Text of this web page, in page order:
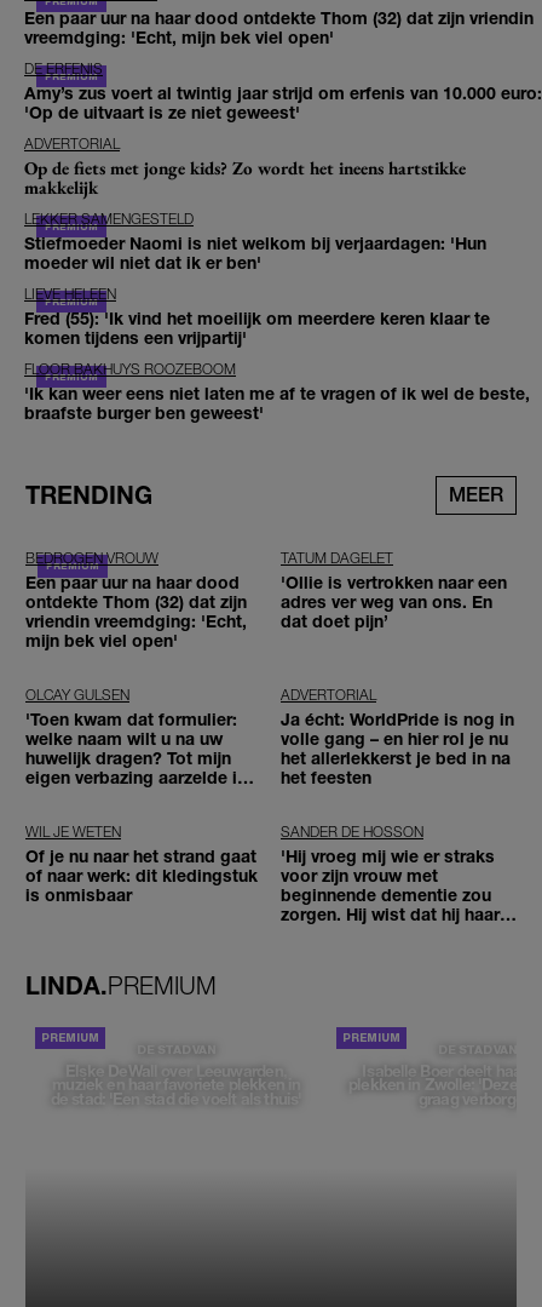
Een paar uur na haar dood ontdekte Thom (32) dat zijn vriendin
vreemdging: 'Echt, mijn bek viel open'
DE ERFENIS
Amy’s zus voert al twintig jaar strijd om erfenis van 10.000 euro:
'Op de uitvaart is ze niet geweest'
ADVERTORIAL
Op de fiets met jonge kids? Zo wordt het ineens hartstikke
makkelijk
LEKKER SAMENGESTELD
Stiefmoeder Naomi is niet welkom bij verjaardagen: 'Hun
moeder wil niet dat ik er ben'
LIEVE HELEEN
Fred (55): 'Ik vind het moeilijk om meerdere keren klaar te
komen tijdens een vrijpartij'
FLOOR BAKHUYS ROOZEBOOM
'Ik kan weer eens niet laten me af te vragen of ik wel de beste,
braafste burger ben geweest'
TRENDING MEER
BEDROGEN VROUW
Een paar uur na haar dood
ontdekte Thom (32) dat zijn
vriendin vreemdging: 'Echt,
mijn bek viel open'
TATUM DAGELET
'Ollie is vertrokken naar een
adres ver weg van ons. En
dat doet pijn’
OLCAY GULSEN
'Toen kwam dat formulier:
welke naam wilt u na uw
huwelijk dragen? Tot mijn
eigen verbazing aarzelde ik
ADVERTORIAL
Ja écht: WorldPride is nog in
volle gang – en hier rol je nu
het allerlekkerst je bed in na
het feesten
WIL JE WETEN
Of je nu naar het strand gaat
of naar werk: dit kledingstuk
is onmisbaar
SANDER DE HOSSON
'Hij vroeg mij wie er straks
voor zijn vrouw met
beginnende dementie zou
zorgen. Hij wist dat hij haar
LINDA.PREMIUM
DE STAD VAN
Elske DeWall over Leeuwarden,
muziek en haar favoriete plekken in
de stad: 'Een stad die voelt als thuis'
DE STAD VAN
Isabelle Boer deelt haar
plekken in Zwolle: 'Deze
graag verborgen'